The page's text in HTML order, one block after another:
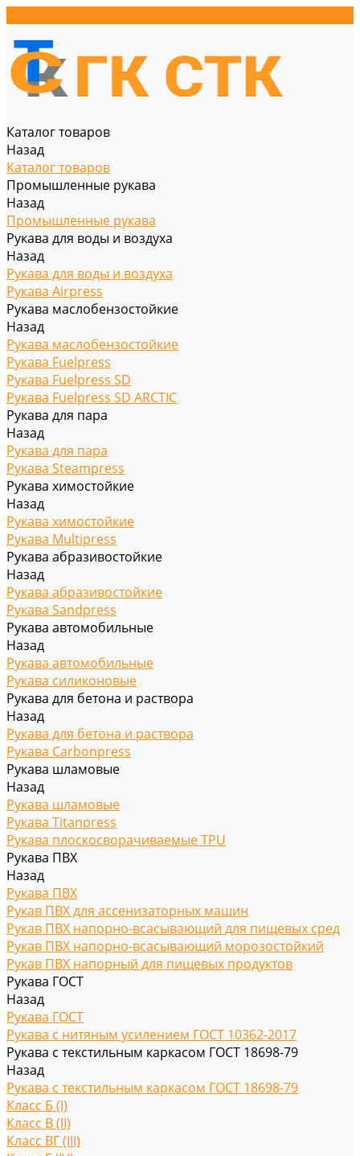
Каталог товаров
Назад
Каталог товаров
Промышленные рукава
Назад
Промышленные рукава
Рукава для воды и воздуха
Назад
Рукава для воды и воздуха
Рукава Airpress
Рукава маслобензостойкие
Назад
Рукава маслобензостойкие
Рукава Fuelpress
Рукава Fuelpress SD
Рукава Fuelpress SD ARCTIC
Рукава для пара
Назад
Рукава для пара
Рукава Steampress
Рукава химостойкие
Назад
Рукава химостойкие
Рукава Multipress
Рукава абразивостойкие
Назад
Рукава абразивостойкие
Рукава Sandpress
Рукава автомобильные
Назад
Рукава автомобильные
Рукава силиконовые
Рукава для бетона и раствора
Назад
Рукава для бетона и раствора
Рукава Carbonpress
Рукава шламовые
Назад
Рукава шламовые
Рукава Titanpress
Рукава плоскосворачиваемые TPU
Рукава ПВХ
Назад
Рукава ПВХ
Рукав ПВХ для ассенизаторных машин
Рукав ПВХ напорно-всасывающий для пищевых сред
Рукав ПВХ напорно-всасывающий морозостойкий
Рукав ПВХ напорный для пищевых продуктов
Рукава ГОСТ
Назад
Рукава ГОСТ
Рукава с нитяным усилением ГОСТ 10362-2017
Рукава с текстильным каркасом ГОСТ 18698-79
Назад
Рукава с текстильным каркасом ГОСТ 18698-79
Класс Б (I)
Класс В (II)
Класс ВГ (III)